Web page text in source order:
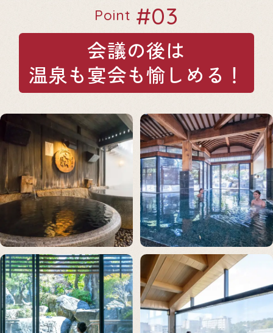
Point #03
会議の後は
温泉も宴会も愉しめる！